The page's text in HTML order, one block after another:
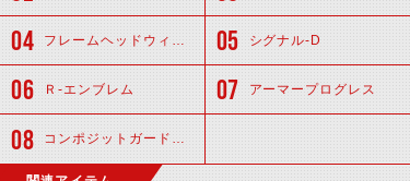
フレームヘッドウィング シグナル-D
Ｒ-エンブレム アーマープログレス
コンポジットガードパネル